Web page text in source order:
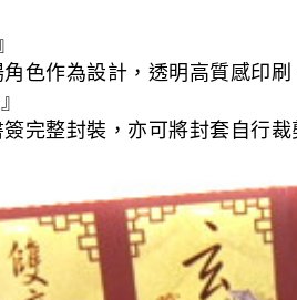
色作為設計，透明高質感印刷
』
完整封裝，亦可將封套自行